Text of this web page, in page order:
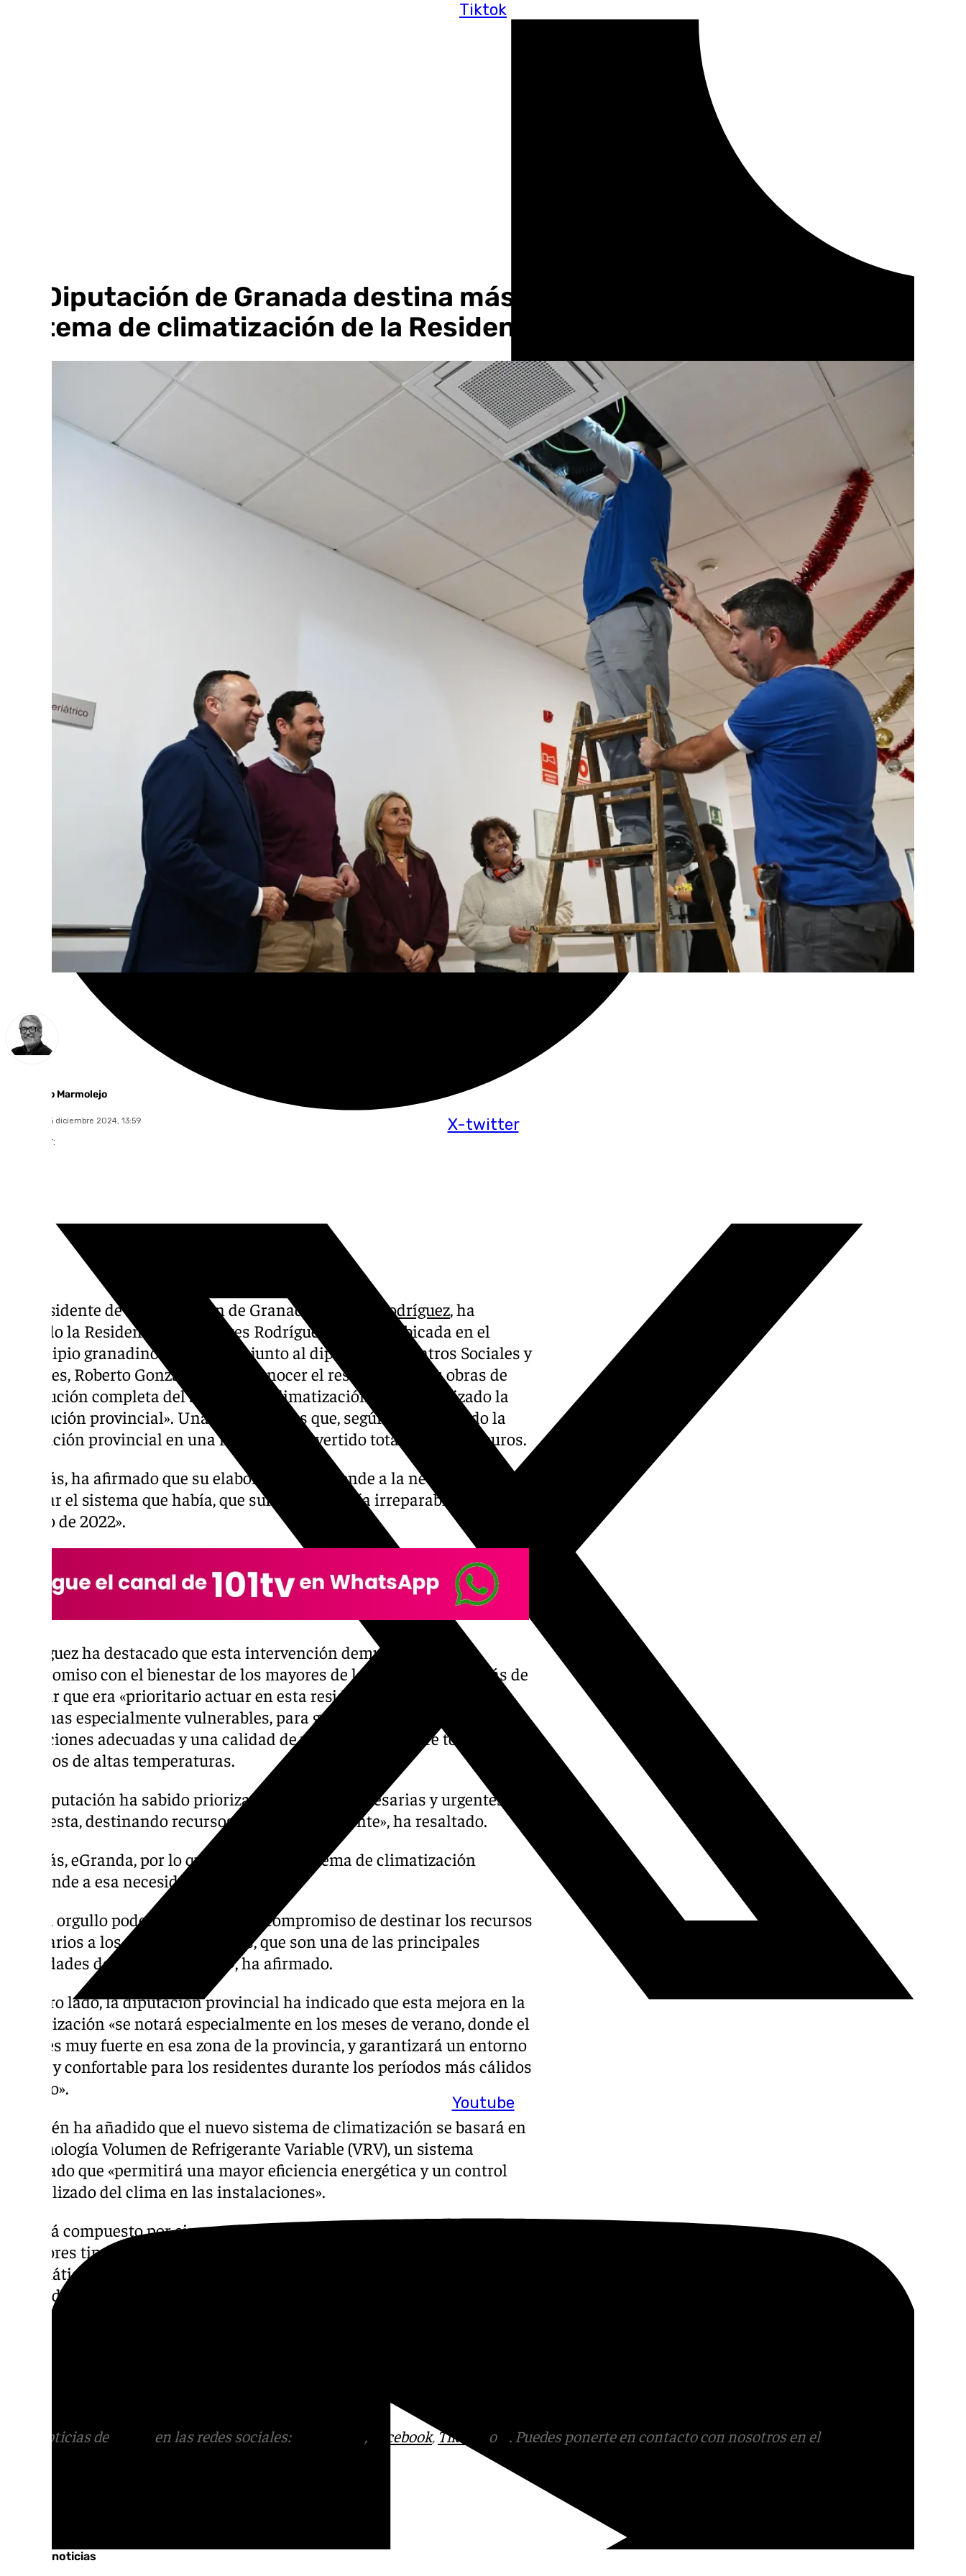
Tiktok
X-twitter
Youtube
La Diputación de Granada destina más de 319.000 euros a renovar
sistema de climatización de la Residencia Rodríguez Penalva
Francisco Marmolejo
domingo, 15 diciembre 2024, 13:59
Compartir:
El presidente de la Diputación de Granada, Francis Rodríguez, ha
visitado la Residencia de Mayores Rodríguez Penalva, ubicada en el
municipio granadino de
, junto al diputado de Centros Sociales y
Mayores, Roberto González, para «conocer el resultado de las obras de
sustitución completa del sistema de climatización que ha realizado la
institución provincial». Unas obras en las que, según ha informado la
diputación provincial en una nota, se ha invertido total de 319.343 euros.
Además, ha afirmado que su elaboración «responde a la necesidad de
renovar el sistema que había, que sufrió una avería irreparable en el
verano de 2022».
Rodríguez ha destacado que esta intervención demuestra «el
compromiso con el bienestar de los mayores de la provincia», además de
afirmar que era «prioritario actuar en esta residencia, que atiende a
personas especialmente vulnerables, para garantizarles unas
condiciones adecuadas y una calidad de vida óptima», sobre todo en
periodos de altas temperaturas.
«La Diputación ha sabido priorizar inversiones necesarias y urgentes,
como esta, destinando recursos de manera eficiente», ha resaltado.
Además, eGranda, por lo que este nuevo sistema de climatización
«responde a esa necesidad básica».
«Es un orgullo poder cumplir con el compromiso de destinar los recursos
necesarios a los Servicios Sociales, que son una de las principales
prioridades de esta institución», ha afirmado.
Por otro lado, la diputación provincial ha indicado que esta mejora en la
climatización «se notará especialmente en los meses de verano, donde el
calor es muy fuerte en esa zona de la provincia, y garantizará un entorno
fresco y confortable para los residentes durante los períodos más cálidos
del año».
También ha añadido que el nuevo sistema de climatización se basará en
la tecnología Volumen de Refrigerante Variable (VRV), un sistema
avanzado que «permitirá una mayor eficiencia energética y un control
centralizado del clima en las instalaciones».
«Estará compuesto por cinco unidades exteriores y múltiples unidades
interiores tipo cassette de techo, cubrirá las distintas zonas del edificio,
automáticamente el caudal de refrigerante en función de las
necesidades térmicas de cada espacio», así lo ha detallado la diputación
granadina.
autorizado y optimizando el confort de los residentes».
Más noticias de en las redes sociales: , Facebook,Tik Tok o
. Puedes ponerte en contacto con nosotros en el
Últimas noticias